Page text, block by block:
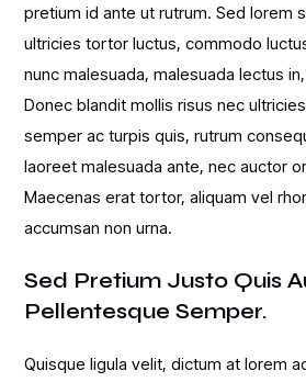
pretium id ante ut rutrum. Sed lorem
ultricies tortor luctus, commodo
nunc malesuada, malesuada lectus
Donec blandit mollis risus nec
semper ac turpis quis, rutrum
laoreet malesuada ante, nec auctor
Maecenas erat tortor, aliquam vel
accumsan non urna.
Sed Pretium Justo Quis
Pellentesque Semper.
Quisque ligula velit, dictum at lorem